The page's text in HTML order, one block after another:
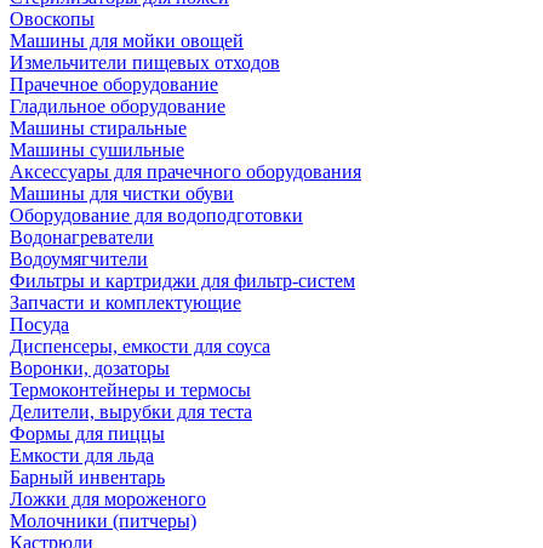
Овоскопы
Машины для мойки овощей
Измельчители пищевых отходов
Прачечное оборудование
Гладильное оборудование
Машины стиральные
Машины сушильные
Аксессуары для прачечного оборудования
Машины для чистки обуви
Оборудование для водоподготовки
Водонагреватели
Водоумягчители
Фильтры и картриджи для фильтр-систем
Запчасти и комплектующие
Посуда
Диспенсеры, емкости для соуса
Воронки, дозаторы
Термоконтейнеры и термосы
Делители, вырубки для теста
Формы для пиццы
Емкости для льда
Барный инвентарь
Ложки для мороженого
Молочники (питчеры)
Кастрюли